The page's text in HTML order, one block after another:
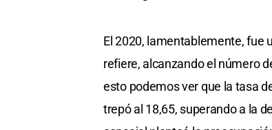
El 2020, lamentablemente, fue
refiere, alcanzando el número
esto podemos ver que la tasa
trepó al 18,65, superando a la